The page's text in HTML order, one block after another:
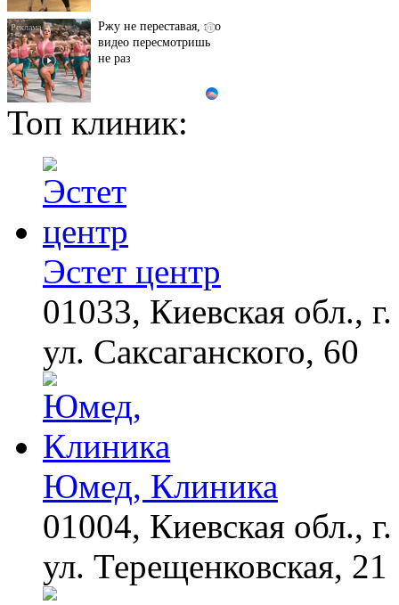
i
Ржу не переставая, это
видео пересмотришь
не раз
Ролик из Омска: вы
будете смеяться долго
Королева вагона
оставит равнодушным
Топ клиник:
Эстет центр
01033, Киевская обл.,
ул. Саксаганского, 60
Юмед, Клиника
01004, Киевская обл.,
ул. Терещенковская, 21